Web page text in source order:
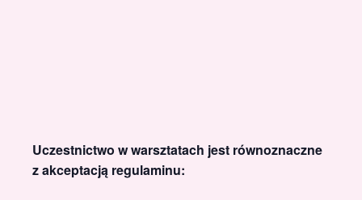
Uczestnictwo w warsztatach jest równoznaczne
z akceptacją regulaminu: